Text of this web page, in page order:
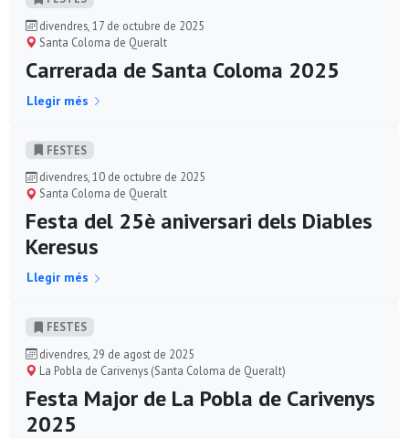
divendres, 17 de octubre de 2025
Santa Coloma de Queralt
Carrerada de Santa Coloma 2025
Llegir més
FESTES
divendres, 10 de octubre de 2025
Santa Coloma de Queralt
Festa del 25è aniversari dels Diables
Keresus
Llegir més
FESTES
divendres, 29 de agost de 2025
La Pobla de Carivenys (Santa Coloma de Queralt)
Festa Major de La Pobla de Carivenys
2025